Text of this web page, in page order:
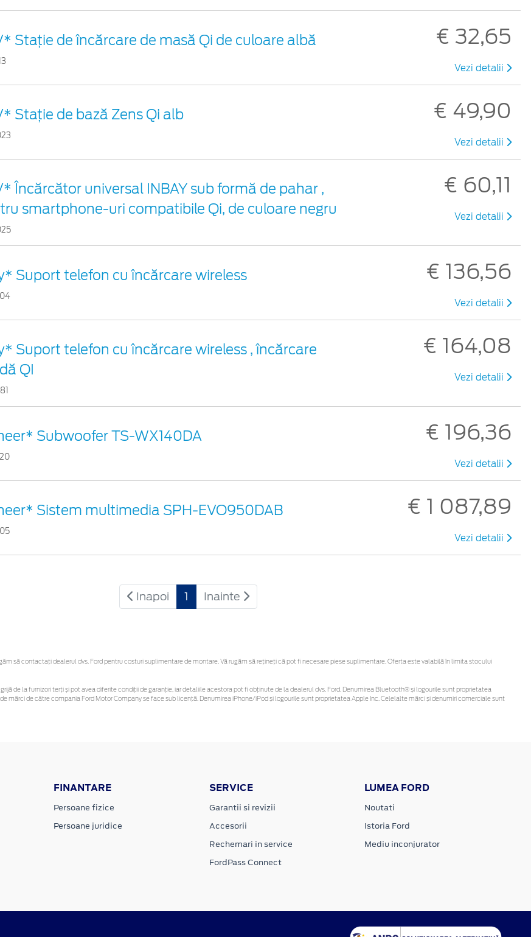
Stație de încărcare de masă Qi de culoare albă € 32,65
Vezi detalii
Stație de bază Zens Qi alb € 49,90
Vezi detalii
Încărcător universal INBAY sub formă de pahar ,
smartphone-uri compatibile Qi, de culoare negru
€ 60,11
Vezi detalii
Suport telefon cu încărcare wireless € 136,56
Vezi detalii
Suport telefon cu încărcare wireless , încărcare
QI
€ 164,08
Vezi detalii
Subwoofer TS-WX140DA € 196,36
Vezi detalii
Sistem multimedia SPH-EVO950DAB € 1 087,89
Vezi detalii
Inapoi 1 Inainte
să contactaţi dealerul dvs. Ford pentru costuri suplimentare de montare. Vă rugăm să rețineți că pot fi necesare piese suplimentare. Oferta este valabilă în limita stocului
de la furnizori terți și pot avea diferite condiții de garanție, iar detaliile acestora pot fi obținute de la dealerul dvs. Ford. Denumirea Bluetooth® și logourile sunt proprietatea
mărci de către compania Ford Motor Company se face sub licență. Denumirea iPhone/iPod și logourile sunt proprietatea Apple Inc. Celelalte mărci și denumiri comerciale sunt
FINANTARE
Persoane fizice
Persoane juridice
SERVICE
Garantii si revizii
Accesorii
Rechemari in service
FordPass Connect
LUMEA FORD
Noutati
Istoria Ford
Mediu inconjurator